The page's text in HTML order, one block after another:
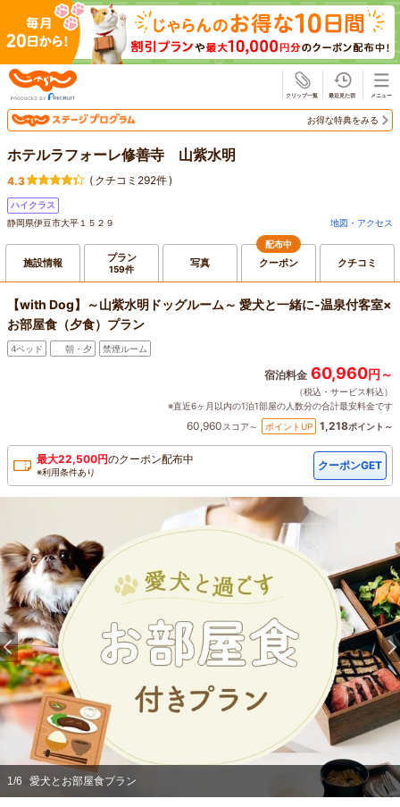
お得な特典をみる
ホテルラフォーレ修善寺 山紫水明
4.3 ( クチコミ292件)
ハイクラス
静岡県伊豆市大平１５２９
地図・アクセス
施設情報 プラン
159件 写真
配布中
クーポン クチコミ
【with Dog】～山紫水明ドッグルーム～ 愛犬と一緒に‐温泉付客室×
お部屋食（夕食）プラン
4ベッド 朝・夕 禁煙ルーム
宿泊料金 60,960円～
（税込・サービス料込）
※直近6ヶ月以内の1泊1部屋の人数分の合計最安料金です
60,960スコア～ ポイントUP 1,218ポイント～
最大22,500円のクーポン配布中
※利用条件あり クーポンGET
1/6 愛犬とお部屋食プラン